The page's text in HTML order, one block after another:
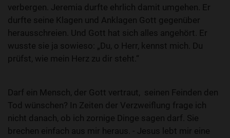
verbergen. Jeremia durfte ehrlich damit umgehen. Er
durfte seine Klagen und Anklagen Gott gegenüber
herausschreien. Und Gott hat sich alles angehört. Er
wusste sie ja sowieso: „Du, o Herr, kennst mich. Du
prüfst, wie mein Herz zu dir steht.“
Darf ein Mensch, der Gott vertraut, seinen Feinden den
Tod wünschen? In Zeiten der Verzweiflung frage ich
nicht danach, ob ich zornige Dinge sagen darf. Sie
brechen einfach aus mir heraus. - Jesus lebt mir eine